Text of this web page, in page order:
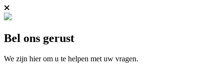
Bel ons gerust
We zijn hier om u te helpen met uw vragen.